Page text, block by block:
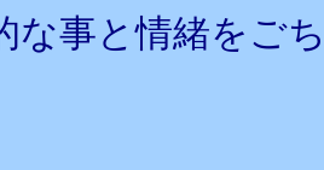
な事と情緒をご